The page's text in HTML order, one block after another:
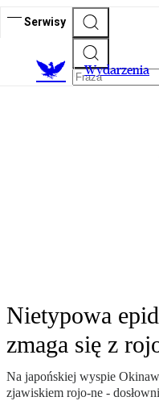
Serwisy
Wydarzenia
Nietypowa
zmaga się z
Na japońskiej wyspie
zjawiskiem rojo-ne -